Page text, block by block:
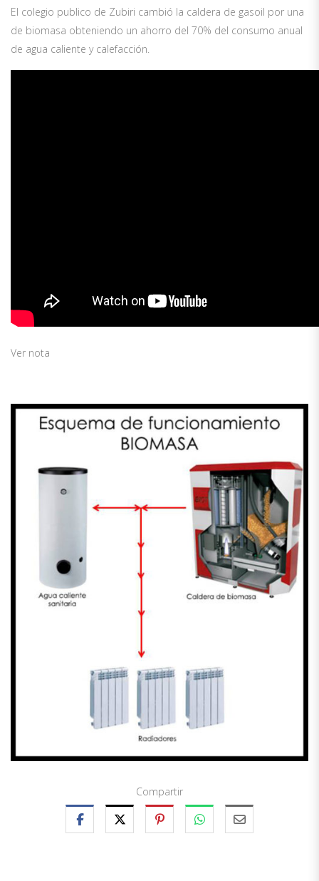
El colegio publico de Zubiri cambió la caldera de gasoil por una
de biomasa obteniendo un ahorro del 70% del consumo anual
de agua caliente y calefacción.
Ver nota
Compartir